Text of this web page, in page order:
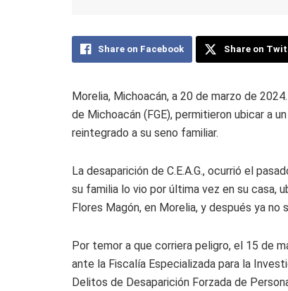
Share on Facebook Share on
Morelia, Michoacán, a 20 de marzo de
de Michoacán (FGE), permitieron ubicar a
reintegrado a su seno familiar.
La desaparición de C.E.A.G., ocurrió el
su familia lo vio por última vez en su casa,
Flores Magón, en Morelia, y después ya no
Por temor a que corriera peligro, el 15 de
ante la Fiscalía Especializada para la
Delitos de Desaparición Forzada de